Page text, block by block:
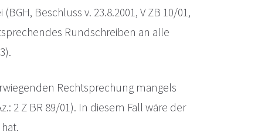
Beschluss v. 23.8.2001, V ZB 10/01,
Rundschreiben an alle
Rechtsprechung mangels
2 Z BR 89/01). In diesem Fall wäre der